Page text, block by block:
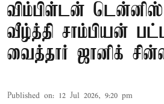
விம்பிள்டன்
வீழ்த்தி சாம்பியன்
வைத்தார் ஜானிக்
Published on: 12 Jul 2026, 9:20 pm